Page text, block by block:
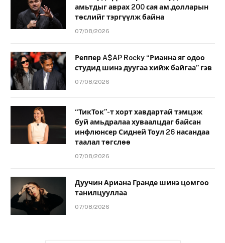
амьтдыг аврах 200 сая ам.долларын
төслийг тэргүүлж байна
07/08/2026
Реппер A$AP Rocky “Рианна яг одоо
студид шинэ дуугаа хийж байгаа” гэв
07/08/2026
“ТикТок”-т хорт хавдартай тэмцэж
буй амьдралаа хуваалцдаг байсан
инфлюнсер Сидней Тоул 26 насандаа
таалал төгслөө
07/08/2026
Дуучин Ариана Гранде шинэ цомгоо
танилцууллаа
07/08/2026